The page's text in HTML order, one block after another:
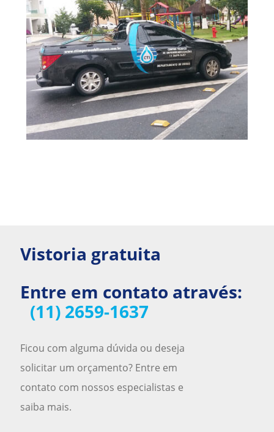
Vistoria gratuita
Entre em contato através:
(11) 2659-1637
Ficou com alguma dúvida ou deseja
solicitar um orçamento? Entre em
contato com nossos especialistas e
saiba mais.